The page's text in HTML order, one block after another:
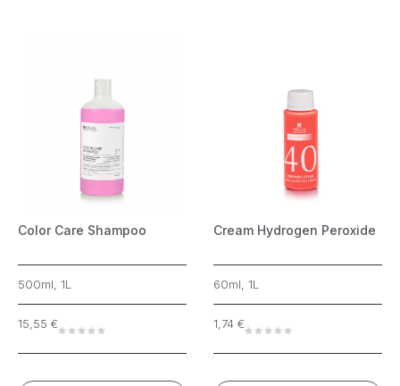
Color Care Shampoo
500ml, 1L
15,55 €
Cream Hydrogen Peroxide
60ml, 1L
1,74 €